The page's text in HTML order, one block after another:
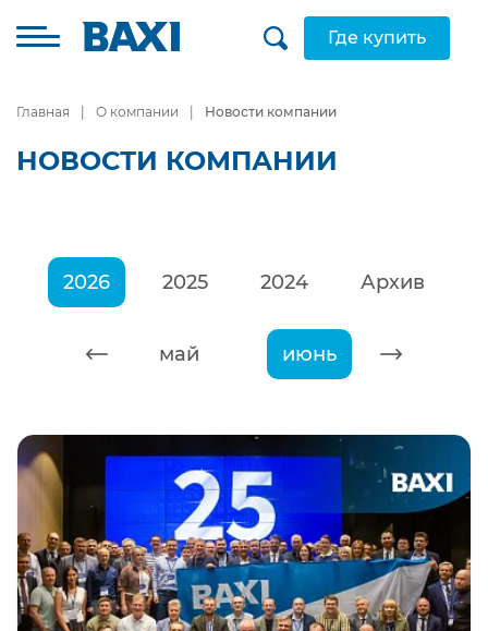
Где купить
Главная О компании Новости компании
НОВОСТИ КОМПАНИИ
2026 2025 2024 Архив
апрель май июнь